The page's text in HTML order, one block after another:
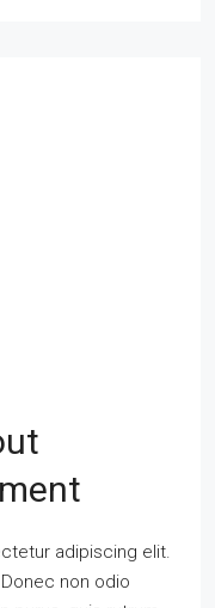
adipiscing elit.
non odio